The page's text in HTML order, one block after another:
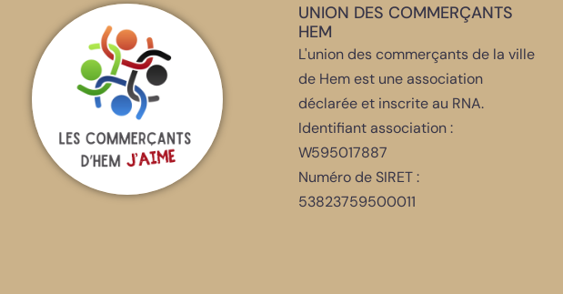
UNION DES COMMERÇANTS
HEM
L'union des commerçants de la ville
de Hem est une association
déclarée et inscrite au RNA.
Identifiant association :
W595017887
Numéro de SIRET :
53823759500011